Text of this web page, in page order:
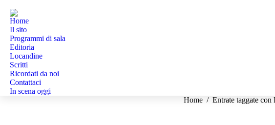
Home
Il sito
Programmi di sala
Editoria
Locandine
Scritti
Ricordati da noi
Contattaci
In scena oggi
Tu sei qui:
Home Entrate taggate